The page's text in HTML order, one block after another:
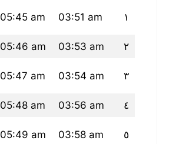
١ 03:51 am
05:45 am
٢ 03:53 am
05:46 am
٣ 03:54 am
05:47 am
٤ 03:56 am
05:48 am
٥ 03:58 am
05:49 am